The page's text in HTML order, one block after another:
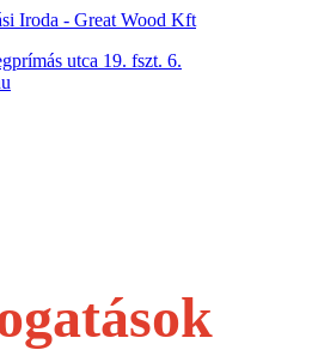
utca 19. fszt. 6.